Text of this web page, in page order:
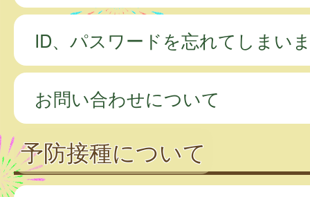
ID、パスワードを忘れてしまい
お問い合わせについて
予防接種について